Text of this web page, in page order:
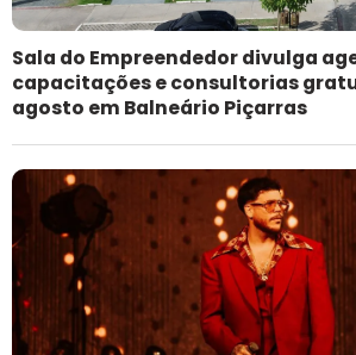
Sala do Empreendedor divulga
capacitações e consultorias
agosto em Balneário Piçarras